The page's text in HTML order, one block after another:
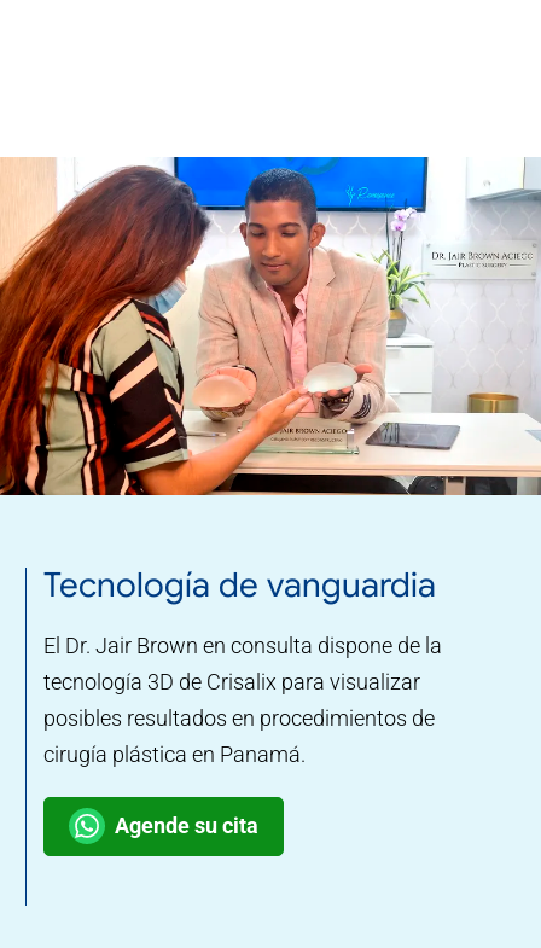
Tecnología de vanguardia
El Dr. Jair Brown en consulta dispone de la
tecnología 3D de Crisalix para visualizar
posibles resultados en procedimientos de
cirugía plástica en Panamá.
Agende su cita